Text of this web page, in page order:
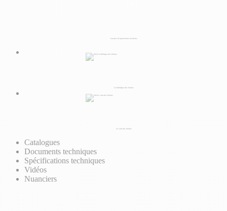
Lasures de protections incolores
L’esthétique des bétons
Le soin des bétons
Catalogues
Documents techniques
Spécifications techniques
Vidéos
Nuanciers